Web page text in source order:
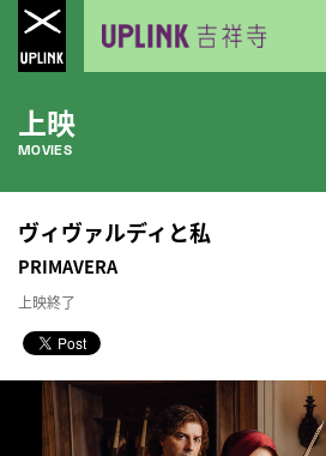
上映
MOVIES
公開中の作品
近日公開の作品
COMING SOON
今月のスケジュール
MONTHLY SCHEDULE
ヴィヴァルディと私
PRIMAVERA
上映終了